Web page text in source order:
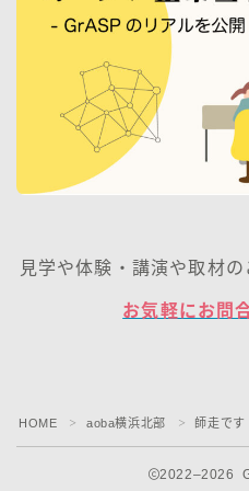
見学や体験・講演や取材
お気軽にお問
HOME ＞ aoba横浜北部 ＞ 師走です
2022–2026